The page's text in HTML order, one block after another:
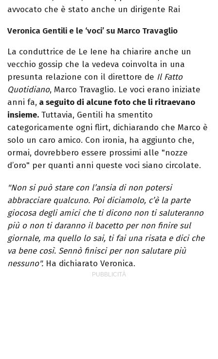
avvocato che è stato anche un dirigente Rai
Veronica Gentili e le ‘voci’ su Marco Travaglio
La conduttrice de Le Iene ha chiarire anche un
vecchio gossip che la vedeva coinvolta in una
presunta relazione con il direttore de Il Fatto
Quotidiano, Marco Travaglio. Le voci erano iniziate
anni fa, a seguito di alcune foto che li ritraevano
insieme. Tuttavia, Gentili ha smentito
categoricamente ogni flirt, dichiarando che Marco è
solo un caro amico. Con ironia, ha aggiunto che,
ormai, dovrebbero essere prossimi alle "nozze
d’oro" per quanti anni queste voci siano circolate.
"Non si può stare con l’ansia di non potersi
abbracciare qualcuno. Poi diciamolo, c’è la parte
giocosa degli amici che ti dicono non ti saluteranno
più o non ti daranno il bacetto per non finire sul
giornale, ma quello lo sai, ti fai una risata e dici che
va bene così. Sennò finisci per non salutare più
nessuno". Ha dichiarato Veronica.